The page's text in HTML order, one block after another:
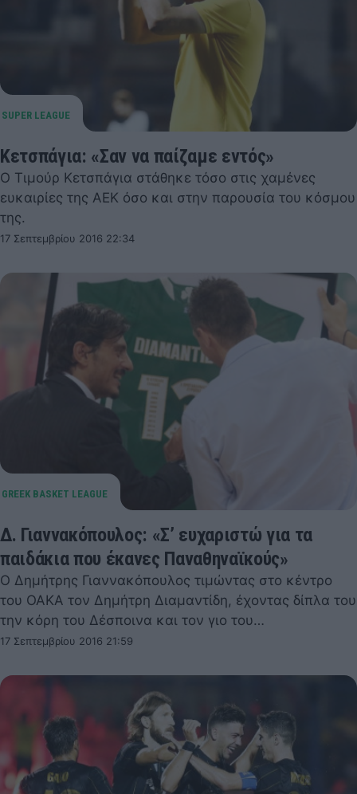
Κετσπάγια: «Σαν να παίζαμε εντός»
Ο Τιμούρ Κετσπάγια στάθηκε τόσο στις χαμένες
ευκαιρίες της ΑΕΚ όσο και στην παρουσία του κόσμου
της.
17 Σεπτεμβρίου 2016 22:34
Δ. Γιαννακόπουλος: «Σ’ ευχαριστώ για τα
παιδάκια που έκανες Παναθηναϊκούς»
Ο Δημήτρης Γιαννακόπουλος τιμώντας στο κέντρο
του ΟΑΚΑ τον Δημήτρη Διαμαντίδη, έχοντας δίπλα του
την κόρη του Δέσποινα και τον γιο του…
17 Σεπτεμβρίου 2016 21:59